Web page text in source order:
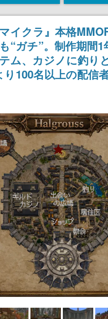
表明。ユーザー
見を真摯に受け
応へ。修正パッ
週間以内に配信
定
術部カノジ
トアページ
前らーそろ
ー？＾＾」
女子や、萌
ゃん女子と
イクラ』本格
“ガチ”。制作期間
ム、カジノに釣り
100名以上の配信